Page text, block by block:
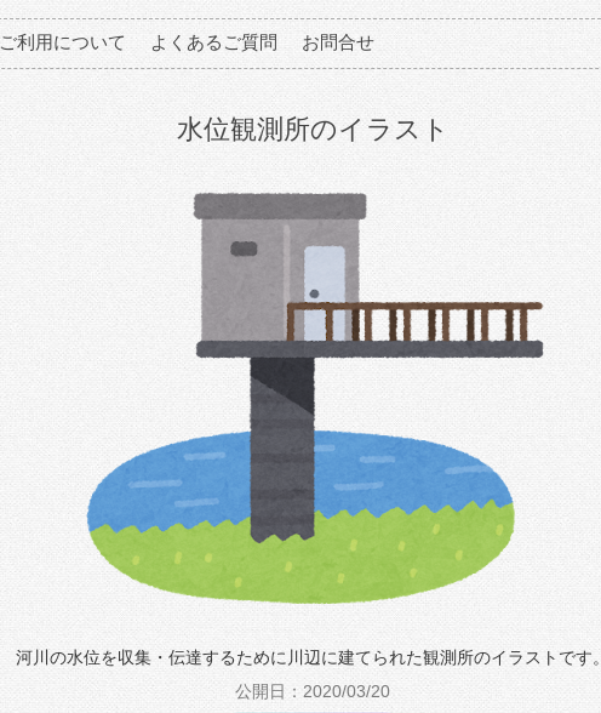
ご利用について よくあるご質問 お問合せ
水位観測所のイラスト
河川の水位を収集・伝達するために川辺に建てられた観測所のイラストです。
公開日：2020/03/20